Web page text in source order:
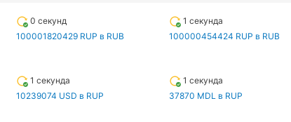
0 секунд
100001820429 RUP в RUB
1 секунда
100000454424 RUP в RUB
1 секунда
10239074 USD в RUP
1 секунда
37870 MDL в RUP